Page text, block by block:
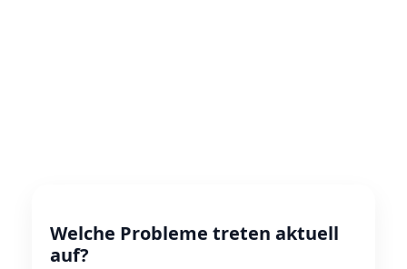
Welche Probleme treten aktuell
auf?